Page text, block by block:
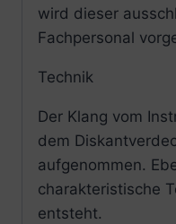
wird dieser
Fachpersonal
Technik
Der Klang vom
dem
aufgenommen.
charakteristische
entsteht.